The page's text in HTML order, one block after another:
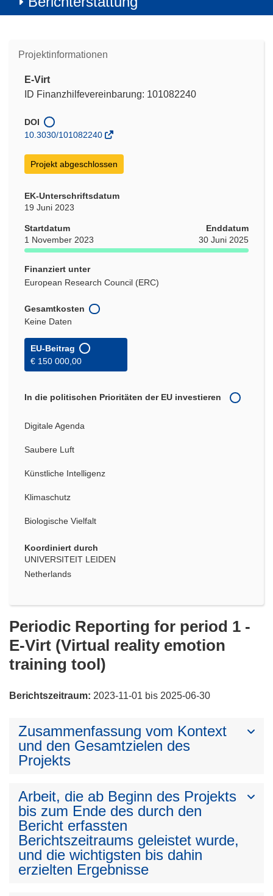
Projektinformationen
E-Virt
ID Finanzhilfevereinbarung: 101082240
DOI
10.3030/101082240
Projekt abgeschlossen
EK-Unterschriftsdatum
19 Juni 2023
Startdatum
1 November 2023
Enddatum
30 Juni 2025
Finanziert unter
European Research Council (ERC)
Gesamtkosten
Keine Daten
EU-Beitrag
€ 150 000,00
In die politischen Prioritäten der EU investieren
Digitale Agenda
Saubere Luft
Künstliche Intelligenz
Klimaschutz
Biologische Vielfalt
Koordiniert durch
UNIVERSITEIT LEIDEN
Netherlands
Periodic Reporting for period 1 -
E-Virt (Virtual reality emotion
training tool)
Berichtszeitraum: 2023-11-01 bis 2025-06-30
Zusammenfassung vom Kontext
und den Gesamtzielen des
Projekts
Arbeit, die ab Beginn des Projekts
bis zum Ende des durch den
Bericht erfassten
Berichtszeitraums geleistet wurde,
und die wichtigsten bis dahin
erzielten Ergebnisse